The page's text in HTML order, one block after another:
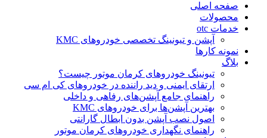
صفحه اصلی
محصولات
خدمات otc
آپشن و تیونینگ تخصصی خودروهای KMC
نمونه کارها
بلاگ
تیونینگ خودروهای کرمان موتور چیست؟
ارتقای ایمنی و دید راننده در خودروهای کی ام سی
راهنمای جامع آپشن‌های رفاهی و داخلی
بهترین آپشن‌ها برای خودروهای KMC
اصول نصب آپشن بدون ابطال گارانتی
راهنمای نگهداری خودروهای کرمان موتور